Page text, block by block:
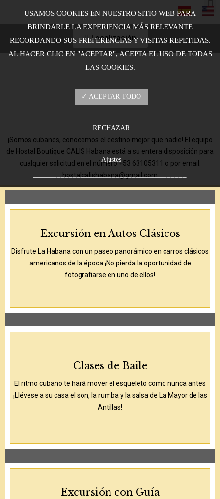
Localización
¡Somos cubanos, conocemos el destino mejor que nadie! El equipo
de Hostal Boutique CALIS Habana está a su entera disposición para
cualquier solicitud en el número +53 63105311 o por email:
hostalcalishabana@gmail.com
Excursión en Autos Clásicos
Disfrute La Habana con un paseo panorámico en carros clásicos
americanos de la época ¡No pierda la oportunidad de
fotografiarse en uno de ellos!
Clases de Baile
El ritmo cubano te hará mover el esqueleto como nunca antes
¡Llévese a su casa el son, la rumba y la salsa de La Mayor de las
Antillas!
Excursión con Guía
USAMOS COOKIES EN NUESTRO SITIO WEB PARA
BRINDARLE LA EXPERIENCIA MÁS RELEVANTE
RECORDANDO SUS PREFERENCIAS Y VISITAS REPETIDAS.
AL HACER CLIC EN "ACEPTAR", ACEPTA EL USO DE TODAS
LAS COOKIES.
✓ ACEPTAR TODO
RECHAZAR
Ajustes
_______________________________________